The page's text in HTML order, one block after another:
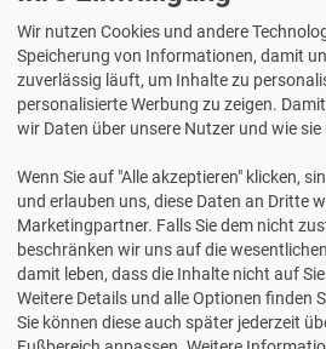
Bequeme Zahlung
2 Jahre
Alle Texte, Grafiken, Bilder und das
geschützt und dürfen nicht ohne
Erlaubnis
© 2026 bits&paper GmbH - DSGVO
Wir nutzen Cookies und andere
Speicherung von Informationen, damit
zuverlässig läuft, um Inhalte zu
personalisierte Werbung zu zeigen.
wir Daten über unsere Nutzer und wie
Wenn Sie auf "Alle akzeptieren" klicken,
und erlauben uns, diese Daten an Dritte
Marketingpartner. Falls Sie dem nicht
beschränken wir uns auf die
damit leben, dass die Inhalte nicht auf
Weitere Details und alle Optionen finden
Sie können diese auch später jederzeit